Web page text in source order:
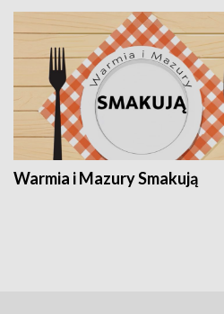
Warmia i Mazury Smakują